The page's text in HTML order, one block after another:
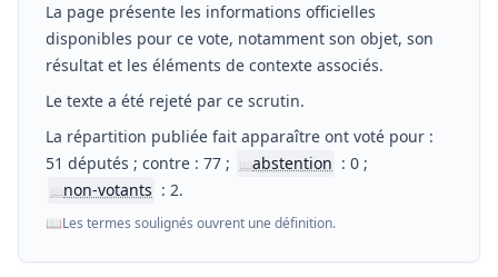
La page présente les informations officielles
disponibles pour ce vote, notamment son objet, son
résultat et les éléments de contexte associés.
Le texte a été rejeté par ce scrutin.
La répartition publiée fait apparaître ont voté pour :
51 députés ; contre : 77 ;
📖abstention : 0 ;
📖non-votants : 2.
📖Les termes soulignés ouvrent une définition.